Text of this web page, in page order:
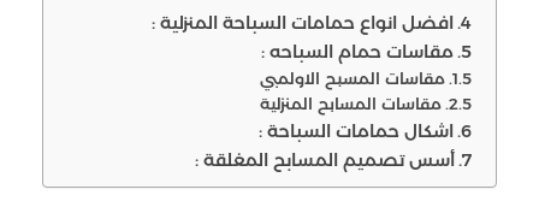
افضل انواع حمامات السباحة المنزلية :
مقاسات حمام السباحه :
مقاسات المسبح الاولمبي
مقاسات المسابح المنزلية
اشكال حمامات السباحة :
أسس تصميم المسابح المغلقة :